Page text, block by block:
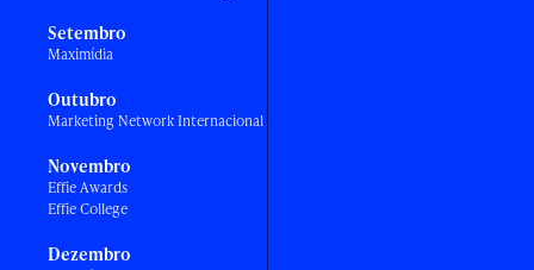
Setembro
Maximídia
Outubro
Marketing Network Internacional
Novembro
Effie Awards
Effie College
Dezembro